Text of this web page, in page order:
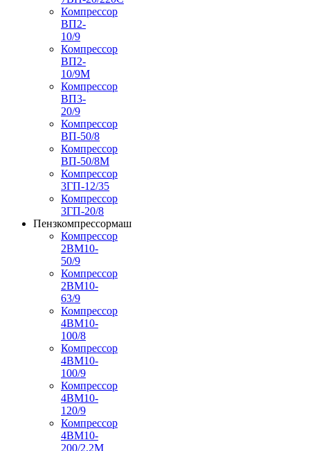
Компрессор
ВП2-
10/9
Компрессор
ВП2-
10/9М
Компрессор
ВП3-
20/9
Компрессор
ВП-50/8
Компрессор
ВП-50/8М
Компрессор
3ГП-12/35
Компрессор
3ГП-20/8
Пензкомпрессормаш
Компрессор
2ВМ10-
50/9
Компрессор
2ВМ10-
63/9
Компрессор
4ВМ10-
100/8
Компрессор
4ВМ10-
100/9
Компрессор
4ВМ10-
120/9
Компрессор
4ВМ10-
200/2,2М